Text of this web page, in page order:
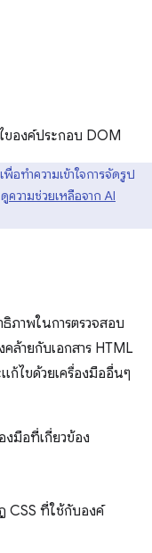
ของค์ประกอบ DOM
เพื่อทำความเข้าใจการจัดรูป
ความช่วยเหลือจาก AI
ภาพในการตรวจสอบ
ายกับเอกสาร HTML
ก้ไขด้วยเครื่องมืออื่นๆ
มือที่เกี่ยวข้อง
CSS ที่ใช้กับองค์